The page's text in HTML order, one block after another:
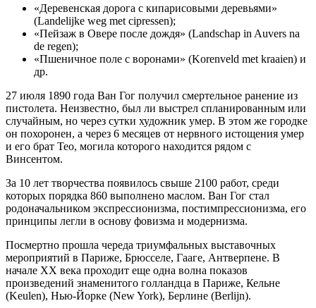
«Деревенская дорога с кипарисовыми деревьями»
(Landelijke weg met cipressen);
«Пейзаж в Овере после дождя» (Landschap in Auvers na
de regen);
«Пшеничное поле с воронами» (Korenveld met kraaien) и
др.
27 июля 1890 года Ван Гог получил смертельное ранение из
пистолета. Неизвестно, был ли выстрел спланированным или
случайным, но через сутки художник умер. В этом же городке
он похоронен, а через 6 месяцев от нервного истощения умер
и его брат Тео, могила которого находится рядом с
Винсентом.
За 10 лет творчества появилось свыше 2100 работ, среди
которых порядка 860 выполнено маслом. Ван Гог стал
родоначальником экспрессионизма, постимпрессионизма, его
принципы легли в основу фовизма и модернизма.
Посмертно прошла череда триумфальных выставочных
мероприятий в Париже, Брюсселе, Гааге, Антверпене. В
начале XX века проходит еще одна волна показов
произведений знаменитого голландца в Париже, Кельне
(Keulen), Нью-Йорке (New York), Берлине (Berlijn).